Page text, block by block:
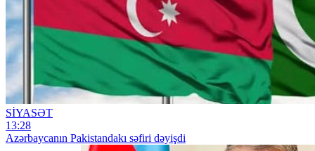
SİYASƏT
13:28
Azərbaycanın Pakistandakı səfiri dəyişdi